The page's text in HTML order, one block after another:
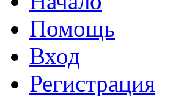
Помощь
Вход
Регистрация